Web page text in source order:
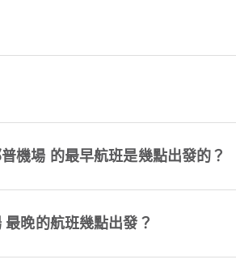
機場 的最早航班是幾點出發的？
晚的航班幾點出發？